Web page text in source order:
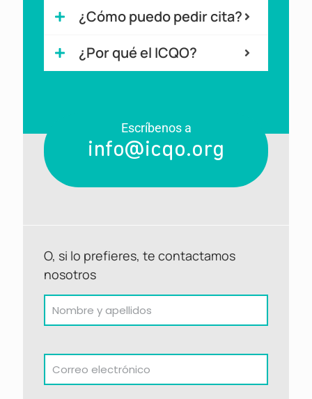
¿Cómo puedo pedir cita?
¿Por qué el ICQO?
Pide cita
Escríbenos a
info@icqo.org
O, si lo prefieres, te contactamos
nosotros